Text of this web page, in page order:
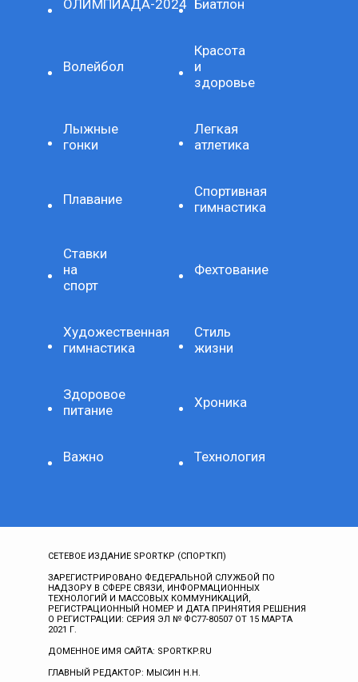
ОЛИМПИАДА-2024 Биатлон
Волейбол
Красота
и
здоровье
Лыжные
гонки
Легкая
атлетика
Плавание
Спортивная
гимнастика
Ставки
на
спорт
Фехтование
Художественная
гимнастика
Стиль
жизни
Здоровое
питание
Хроника
Важно Технология
СЕТЕВОЕ ИЗДАНИЕ SPORTKP (СПОРТКП)
ЗАРЕГИСТРИРОВАНО ФЕДЕРАЛЬНОЙ СЛУЖБОЙ ПО
НАДЗОРУ В СФЕРЕ СВЯЗИ, ИНФОРМАЦИОННЫХ
ТЕХНОЛОГИЙ И МАССОВЫХ КОММУНИКАЦИЙ,
РЕГИСТРАЦИОННЫЙ НОМЕР И ДАТА ПРИНЯТИЯ РЕШЕНИЯ
О РЕГИСТРАЦИИ: СЕРИЯ ЭЛ № ФС77-80507 ОТ 15 МАРТА
2021 Г.
ДОМЕННОЕ ИМЯ САЙТА: SPORTKP.RU
ГЛАВНЫЙ РЕДАКТОР: МЫСИН Н.Н.